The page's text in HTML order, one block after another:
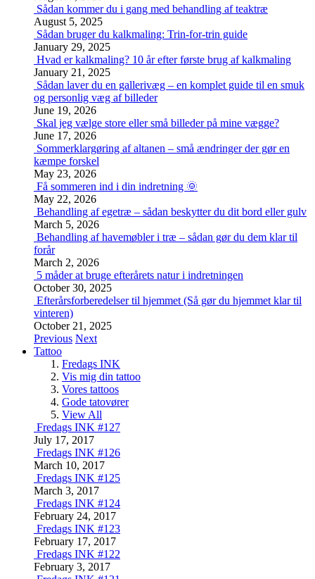
Sådan kommer du i gang med behandling af teaktræ
August 5, 2025
Sådan bruger du kalkmaling: Trin-for-trin guide
January 29, 2025
Hvad er kalkmaling? 10 år efter første brug af kalkmaling
January 21, 2025
Sådan laver du en gallerivæg – en komplet guide til en smuk
og personlig væg af billeder
June 19, 2026
Skal jeg vælge store eller små billeder på mine vægge?
June 17, 2026
Sommerklargøring af altanen – små ændringer der gør en
kæmpe forskel
May 23, 2026
Få sommeren ind i din indretning 🌞
May 22, 2026
Behandling af egetræ – sådan beskytter du dit bord eller gulv
March 5, 2026
Behandling af havemøbler i træ – sådan gør du dem klar til
forår
March 2, 2026
5 måder at bruge efterårets natur i indretningen
October 30, 2025
Efterårsforberedelser til hjemmet (Så gør du hjemmet klar til
vinteren)
October 21, 2025
Previous Next
Tattoo
Fredags INK
Vis mig din tattoo
Vores tattoos
Gode tatovører
View All
Fredags INK #127
July 17, 2017
Fredags INK #126
March 10, 2017
Fredags INK #125
March 3, 2017
Fredags INK #124
February 24, 2017
Fredags INK #123
February 17, 2017
Fredags INK #122
February 3, 2017